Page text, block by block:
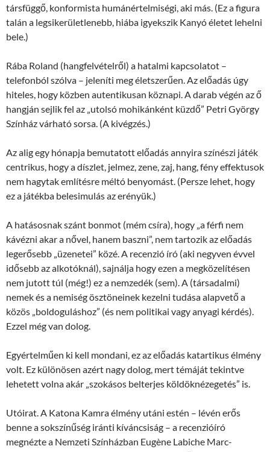
társfüggő, konformista humánértelmiségi, aki más. (Ez a figura
talán a legsikerületlenebb, hiába igyekszik Kanyó életet lehelni
bele.)
Rába Roland (hangfelvételről) a hatalmi kapcsolatot –
telefonból szólva – jeleníti meg életszerűen. Az előadás úgy
hiteles, hogy közben autentikusan köznapi. A darab végén az ő
hangján sejlik fel az „utolsó mohikánként küzdő” Petri György
Színház várható sorsa. (A kivégzés.)
Az alig egy hónapja bemutatott előadás annyira színészi játék
centrikus, hogy a díszlet, jelmez, zene, zaj, hang, fény effektusok
nem hagytak említésre méltó benyomást. (Persze lehet, hogy
ez a játékba belesimulás az erényük.)
A hatásosnak szánt bonmot (mém csíra), hogy „a férfi nem
kávézni akar a nővel, hanem baszni”, nem tartozik az előadás
legerősebb „üzenetei” közé. A recenzió író (aki negyven évvel
idősebb az alkotóknál), sajnálja hogy ezen a megközelítésen
nem jutott túl (még!) ez a nemzedék (sem). A (társadalmi)
nemek és a nemiség ösztöneinek kezelni tudása alapvető a
közös „boldoguláshoz” (és nem politikai vagy anyagi kérdés).
Ezzel még van dolog.
Egyértelműen ki kell mondani, ez az előadás katartikus élmény
volt. Ez különösen azért nagy dolog, mert témáját tekintve
lehetett volna akár „szokásos belterjes köldöknézegetés” is.
Utóirat. A Katona Kamra élmény utáni estén – lévén erős
benne a sokszínűség iránti kíváncsiság – a recenzióíró
megnézte a Nemzeti Színházban Eugène Labiche Marc-